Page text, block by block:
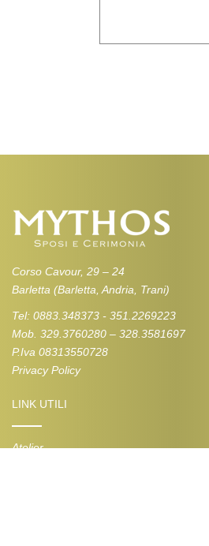
Corso Cavour, 29 – 24
Barletta (Barletta, Andria, Trani)
Tel: 0883.348373 - 351.2269223
Mob. 329.3760280 – 328.3581697
P.Iva 08313550728
Privacy Policy
LINK UTILI
Atelier